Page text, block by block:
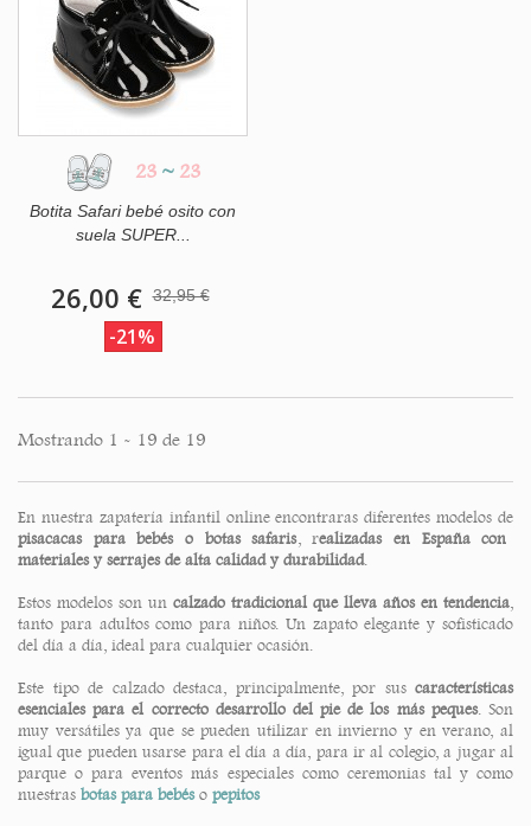
23 ~ 23
Botita Safari bebé osito con
suela SUPER...
26,00 € 32,95 €
-21%
Mostrando 1 - 19 de 19
En nuestra zapatería infantil online encontraras diferentes modelos de
pisacacas para bebés o botas safaris, realizadas en España con
materiales y serrajes de alta calidad y durabilidad.
Estos modelos son un calzado tradicional que lleva años en tendencia
tanto para adultos como para niños. Un zapato elegante y sofisticado
del día a día, ideal para cualquier ocasión.
Este tipo de calzado destaca, principalmente, por sus características
esenciales para el correcto desarrollo del pie de los más peques. Son
muy versátiles ya que se pueden utilizar en invierno y en verano, al
igual que pueden usarse para el día a día, para ir al colegio, a jugar al
parque o para eventos más especiales como ceremonias tal y como
nuestras botas para bebéso pepitos